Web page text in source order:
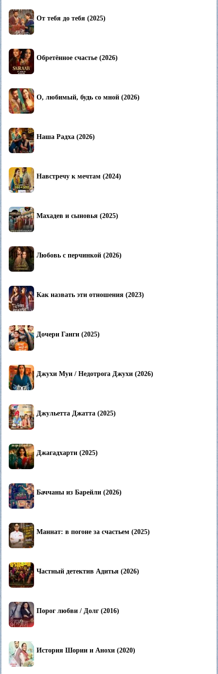
От тебя до тебя (2025)
Обретённое счастье (2026)
О, любимый, будь со мной (2026)
Наша Радха (2026)
Навстречу к мечтам (2024)
Махадев и сыновья (2025)
Любовь с перчинкой (2026)
Как назвать эти отношения (2023)
Дочери Ганги (2025)
Джухи Муи / Недотрога Джухи (2026)
Джульетта Джатта (2025)
Джагадхарти (2025)
Баччаны из Барейли (2026)
Маннат: в погоне за счастьем (2025)
Частный детектив Адитья (2026)
Порог любви / Долг (2016)
История Шории и Анохи (2020)